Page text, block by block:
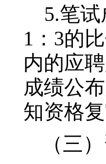
5.笔
1：3的
内的应
成绩公
知资格
（三